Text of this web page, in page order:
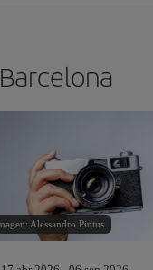
Alessandro Pintus